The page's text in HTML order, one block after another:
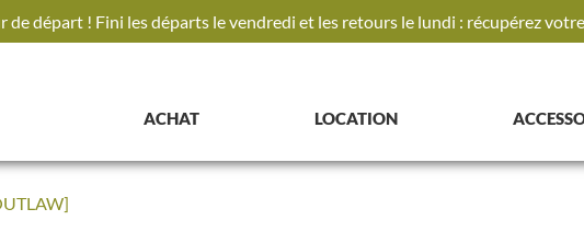
départ ! Fini les départs le vendredi et les retours le lundi : récupérez
ACHAT LOCATION